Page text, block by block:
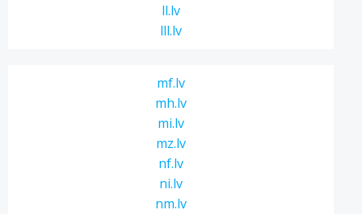
ll.lv
lll.lv
mf.lv
mh.lv
mi.lv
mz.lv
nf.lv
ni.lv
nm.lv